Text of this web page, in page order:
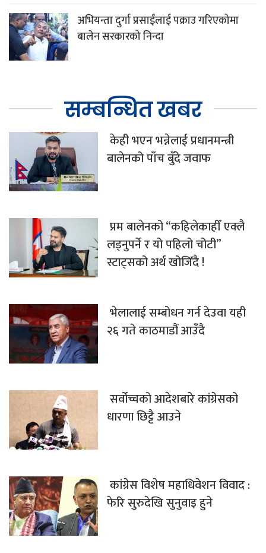
अभियन्ता दुर्गा प्रसाईंलाई पक्राउ गरिएकोमा
बालेन सरकारको निन्दा
सम्बन्धित खबर
केही भएन भन्नेलाई प्रधानमन्त्री
बालेनको पाँच बुँदे जवाफ
प्रम बालेनको “कहिलेकाहीँ एक्लै
लड्नुपर्ने र यो पहिलो चोटी”
स्टाट्सको अर्थ खोजिँदै !
भेलालाई सम्बोधन गर्न देउवा यही
२६ गते काठमाडौं आउँदै
सर्वोच्चको आदेशबारे कांग्रेसको
धारणा छिट्टै आउने
कांग्रेस विशेष महाधिवेशन विवाद :
फेरि सुरुदेखि सुनुवाइ हुने